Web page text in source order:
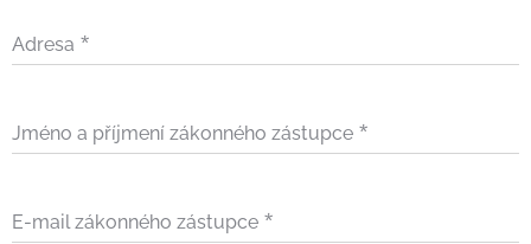
Adresa
Jméno a příjmení zákonného zástupce
E-mail zákonného zástupce